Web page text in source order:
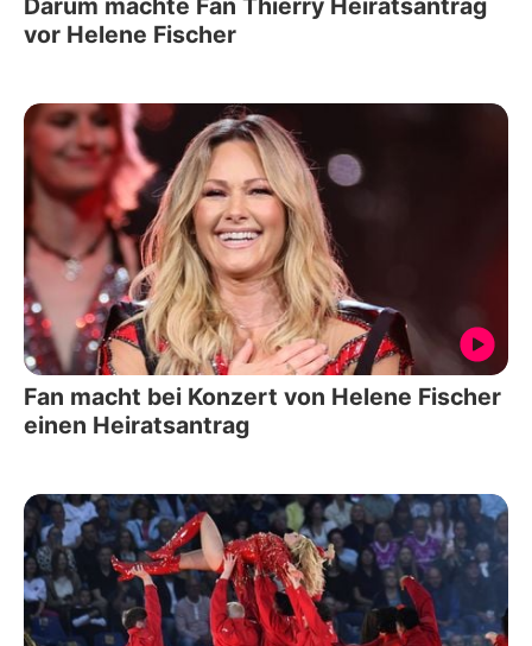
vor Helene Fischer
Fan macht bei Konzert von Helene Fischer
einen Heiratsantrag